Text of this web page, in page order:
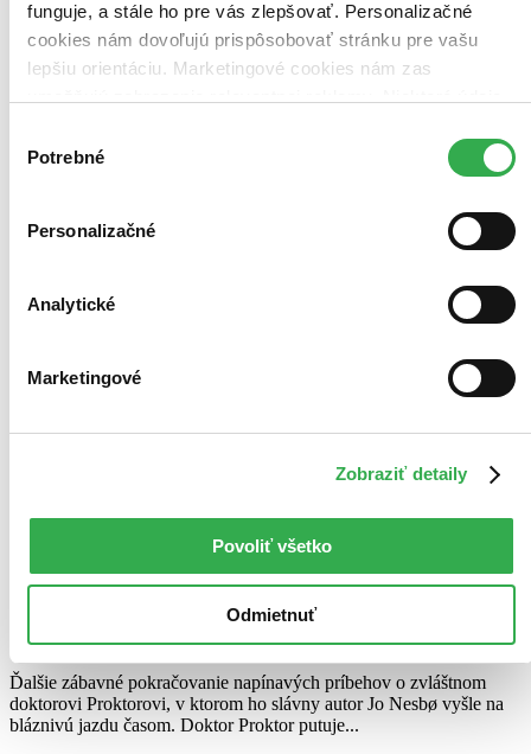
funguje, a stále ho pre vás zlepšovať. Personalizačné
cookies nám dovoľujú prispôsobovať stránku pre vašu
lepšiu orientáciu. Marketingové cookies nám zas
keby sme mohli používať všetky tieto cookies. Ďakujeme!
súhlasu
Potrebné
Personalizačné
Analytické
Marketingové
Zobraziť detaily
Povoliť všetko
Odmietnuť
Jo Nesbo
2. diel sériePríbehy doktora Proktora
Ďalšie zábavné pokračovanie napínavých príbehov o zvláštnom
doktorovi Proktorovi, v ktorom ho slávny autor Jo Nesbø vyšle na
bláznivú jazdu časom. Doktor Proktor putuje...